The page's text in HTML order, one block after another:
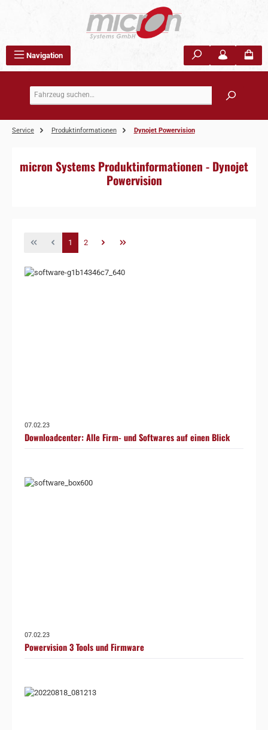
Navigation
Service Produktinformationen Dynojet Powervision
micron Systems Produktinformationen - Dynojet
Powervision
Seite
1 Seite
2
07.02.23
Downloadcenter: Alle Firm- und Softwares auf einen Blick
07.02.23
Powervision 3 Tools und Firmware